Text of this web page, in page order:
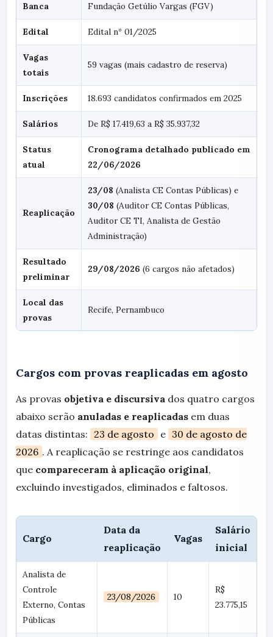
Banca Fundação Getúlio Vargas (FGV)
Edital Edital nº 01/2025
Vagas
totais
59 vagas (mais cadastro de reserva)
Inscrições 18.693 candidatos confirmados em 2025
Salários De R$ 17.419,63 a R$ 35.937,32
Status
atual
Cronograma detalhado publicado em
22/06/2026
Reaplicação
23/08 (Analista CE Contas Públicas) e
30/08 (Auditor CE Contas Públicas,
Auditor CE TI, Analista de Gestão
Administração)
Resultado
preliminar
29/08/2026 (6 cargos não afetados)
Local das
provas
Recife, Pernambuco
Cargos com provas reaplicadas em agosto
As provas objetiva e discursiva dos quatro cargos
abaixo serão anuladas e reaplicadas em duas
datas distintas: 23 de agosto e 30 de agosto de
2026 . A reaplicação se restringe aos candidatos
que compareceram à aplicação original,
excluindo investigados, eliminados e faltosos.
Cargo
Data da
reaplicação
Vagas
Salário
inicial
Analista de
Controle
Externo, Contas
Públicas
23/08/2026 10
R$
23.775,15